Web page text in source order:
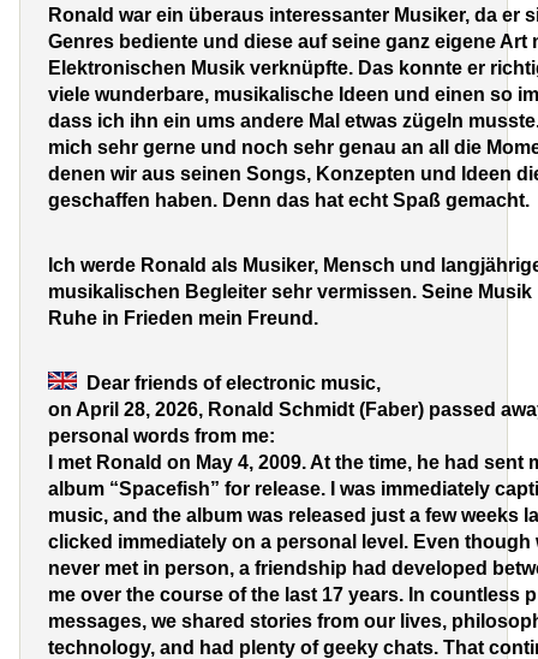
Ronald war ein überaus interessanter Musiker, da er
Genres bediente und diese auf seine ganz eigene Art
Elektronischen Musik verknüpfte. Das konnte er
viele wunderbare, musikalische Ideen und einen so
dass ich ihn ein ums andere Mal etwas zügeln
mich sehr gerne und noch sehr genau an all die
denen wir aus seinen Songs, Konzepten und Ideen
geschaffen haben. Denn das hat echt Spaß gemacht.
Ich werde Ronald als Musiker, Mensch und
musikalischen Begleiter sehr vermissen. Seine
Ruhe in Frieden mein Freund.
Dear friends of electronic music,
on April 28, 2026, Ronald Schmidt (Faber) passed
personal words from me:
I met Ronald on May 4, 2009. At the time, he had sent
album “Spacefish” for release. I was immediately
music, and the album was released just a few weeks
clicked immediately on a personal level. Even
never met in person, a friendship had developed
me over the course of the last 17 years. In countless
messages, we shared stories from our lives,
technology, and had plenty of geeky chats. That